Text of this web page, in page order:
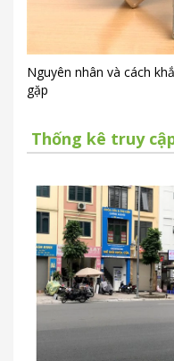
Nguyên nhân và cách
gặp
Thống kê truy